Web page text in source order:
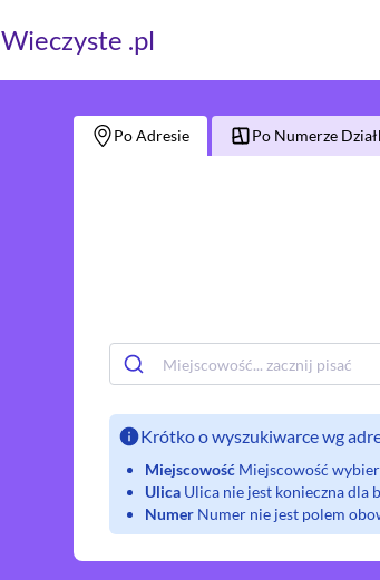
Wieczyste .pl
Po Adresie Po Numerze
Krótko o wyszukiwarce wg
Miejscowość Miejscowość
Ulica Ulica nie jest konieczna dla
Numer Numer nie jest polem